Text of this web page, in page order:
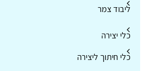
ליבוד צמר
כלי יצירה
כלי חיתוך ליצירה